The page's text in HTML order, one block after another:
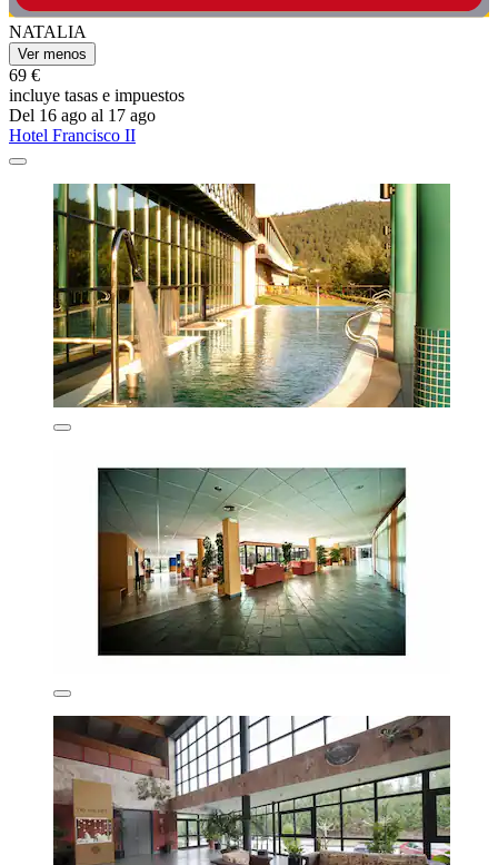
NATALIA
Ver menos
69 €
incluye tasas e impuestos
Del 16 ago al 17 ago
Hotel Francisco II